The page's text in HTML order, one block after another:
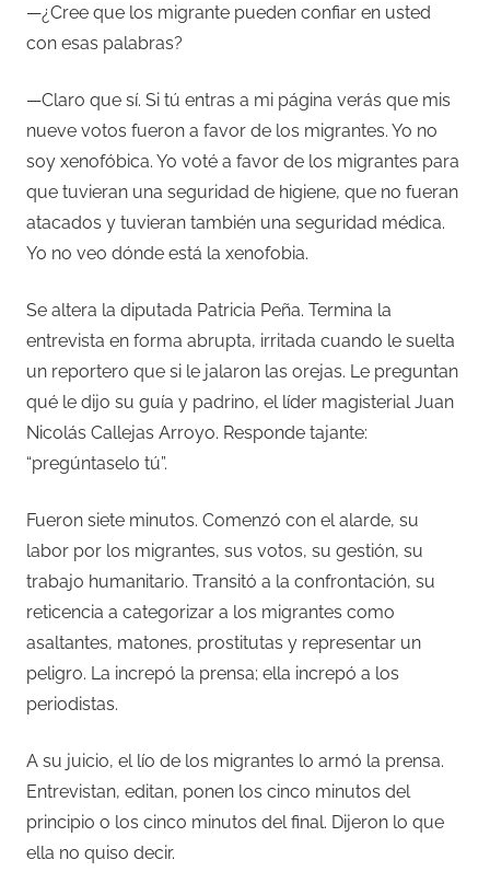
—¿Cree que los migrante pueden confiar en usted
con esas palabras?
—Claro que sí. Si tú entras a mi página verás que mis
nueve votos fueron a favor de los migrantes. Yo no
soy xenofóbica. Yo voté a favor de los migrantes para
que tuvieran una seguridad de higiene, que no fueran
atacados y tuvieran también una seguridad médica.
Yo no veo dónde está la xenofobia.
Se altera la diputada Patricia Peña. Termina la
entrevista en forma abrupta, irritada cuando le suelta
un reportero que si le jalaron las orejas. Le preguntan
qué le dijo su guía y padrino, el líder magisterial Juan
Nicolás Callejas Arroyo. Responde tajante:
“pregúntaselo tú”.
Fueron siete minutos. Comenzó con el alarde, su
labor por los migrantes, sus votos, su gestión, su
trabajo humanitario. Transitó a la confrontación, su
reticencia a categorizar a los migrantes como
asaltantes, matones, prostitutas y representar un
peligro. La increpó la prensa; ella increpó a los
periodistas.
A su juicio, el lío de los migrantes lo armó la prensa.
Entrevistan, editan, ponen los cinco minutos del
principio o los cinco minutos del final. Dijeron lo que
ella no quiso decir.